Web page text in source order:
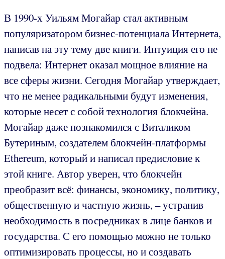
В 1990-х Уильям Могайар стал активным
популяризатором бизнес-потенциала Интернета,
написав на эту тему две книги. Интуиция его не
подвела: Интернет оказал мощное влияние на
все сферы жизни. Сегодня Могайар утверждает,
что не менее радикальными будут изменения,
которые несет с собой технология блокчейна.
Могайар даже познакомился с Виталиком
Бутериным, создателем блокчейн-платформы
Ethereum, который и написал предисловие к
этой книге. Автор уверен, что блокчейн
преобразит всё: финансы, экономику, политику,
общественную и частную жизнь, – устранив
необходимость в посредниках в лице банков и
государства. С его помощью можно не только
оптимизировать процессы, но и создавать